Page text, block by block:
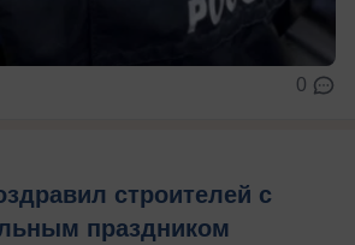
0
строителей с
праздником